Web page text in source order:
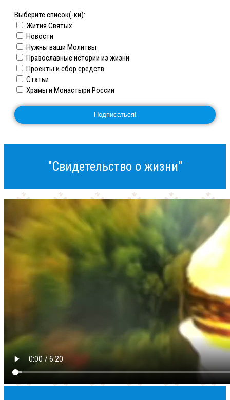
Выберите список(-ки):
Жития Святых
Новости
Нужны ваши Молитвы
Православные истории из жизни
Проекты и сбор средств
Статьи
Храмы и Монастыри России
"Свидетельство о жизни"